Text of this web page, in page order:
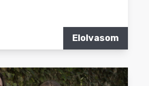
Elolvasom